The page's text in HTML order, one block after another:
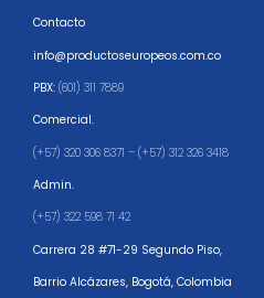
Contacto
info@productoseuropeos.com.co
PBX: (601) 311 7889
Comercial.
(+57) 320 306 8371 – (+57) 312 326 3418
Admin.
(+57) 322 598 71 42
Carrera 28 #71-29 Segundo Piso,
Barrio Alcázares, Bogotá, Colombia